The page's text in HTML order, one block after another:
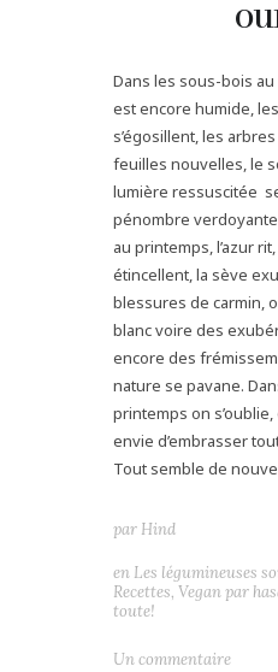
Dans les sous-bois
est encore humide,
s’égosillent, les
feuilles nouvelles, le
lumière ressuscitée
pénombre
au printemps, l’azur
étincellent, la sève
blessures de carmin,
blanc voire des
encore des
nature se pavane.
printemps on s’oublie,
envie d’embrasser
Tout semble de
par Hind
en Les légumineuses
Recettes, Vegan par
toute!
Un commentaire